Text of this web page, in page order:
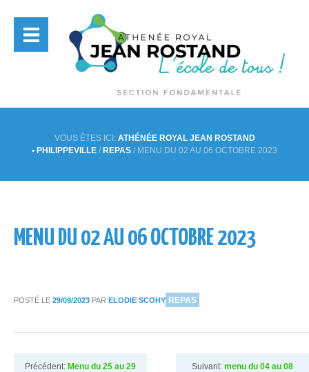
VOUS ÊTES ICI: ATHÉNÉE ROYAL JEAN ROSTAND
• PHILIPPEVILLE / REPAS / MENU DU 02 AU 06 OCTOBRE 2023
MENU DU 02 AU 06 OCTOBRE 2023
POSTÉ LE 29/09/2023 PAR ELODIE SCOHYDANS
REPAS
Précédent: Menu du 25 au 29
Suivant:menu du 04 au 08